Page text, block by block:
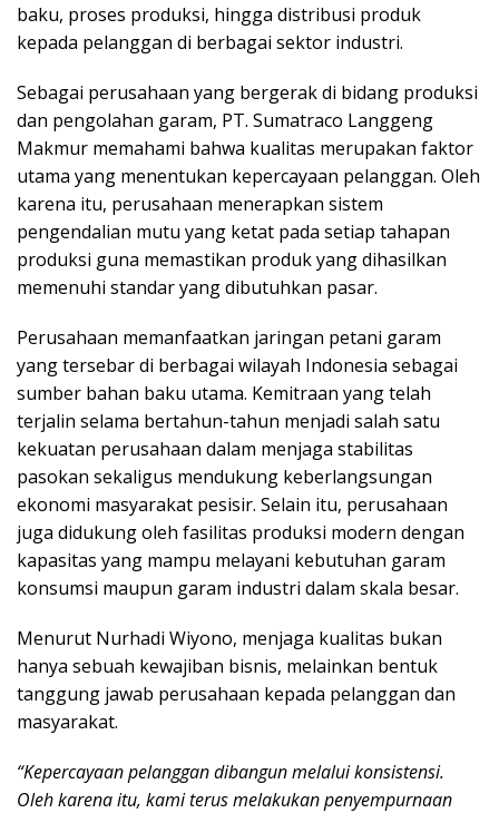
baku, proses produksi, hingga distribusi produk
kepada pelanggan di berbagai sektor industri.
Sebagai perusahaan yang bergerak di bidang produksi
dan pengolahan garam, PT. Sumatraco Langgeng
Makmur memahami bahwa kualitas merupakan faktor
utama yang menentukan kepercayaan pelanggan. Oleh
karena itu, perusahaan menerapkan sistem
pengendalian mutu yang ketat pada setiap tahapan
produksi guna memastikan produk yang dihasilkan
memenuhi standar yang dibutuhkan pasar.
Perusahaan memanfaatkan jaringan petani garam
yang tersebar di berbagai wilayah Indonesia sebagai
sumber bahan baku utama. Kemitraan yang telah
terjalin selama bertahun-tahun menjadi salah satu
kekuatan perusahaan dalam menjaga stabilitas
pasokan sekaligus mendukung keberlangsungan
ekonomi masyarakat pesisir. Selain itu, perusahaan
juga didukung oleh fasilitas produksi modern dengan
kapasitas yang mampu melayani kebutuhan garam
konsumsi maupun garam industri dalam skala besar.
Menurut Nurhadi Wiyono, menjaga kualitas bukan
hanya sebuah kewajiban bisnis, melainkan bentuk
tanggung jawab perusahaan kepada pelanggan dan
masyarakat.
“Kepercayaan pelanggan dibangun melalui konsistensi.
Oleh karena itu, kami terus melakukan penyempurnaan